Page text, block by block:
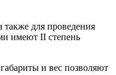
для проведения
имеют II степень
и вес позволяют